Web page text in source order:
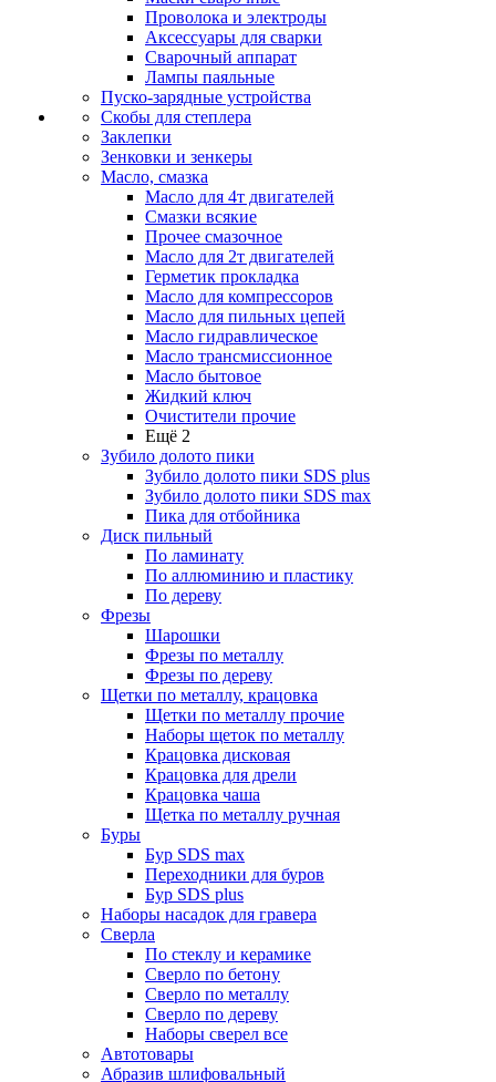
Проволока и электроды
Аксессуары для сварки
Сварочный аппарат
Лампы паяльные
Пуско-зарядные устройства
Скобы для степлера
Заклепки
Зенковки и зенкеры
Масло, смазка
Масло для 4т двигателей
Смазки всякие
Прочее смазочное
Масло для 2т двигателей
Герметик прокладка
Масло для компрессоров
Масло для пильных цепей
Масло гидравлическое
Масло трансмиссионное
Масло бытовое
Жидкий ключ
Очистители прочие
Ещё 2
Зубило долото пики
Зубило долото пики SDS plus
Зубило долото пики SDS max
Пика для отбойника
Диск пильный
По ламинату
По аллюминию и пластику
По дереву
Фрезы
Шарошки
Фрезы по металлу
Фрезы по дереву
Щетки по металлу, крацовка
Щетки по металлу прочие
Наборы щеток по металлу
Крацовка дисковая
Крацовка для дрели
Крацовка чаша
Щетка по металлу ручная
Буры
Бур SDS max
Переходники для буров
Бур SDS plus
Наборы насадок для гравера
Сверла
По стеклу и керамике
Сверло по бетону
Сверло по металлу
Сверло по дереву
Наборы сверел все
Автотовары
Абразив шлифовальный